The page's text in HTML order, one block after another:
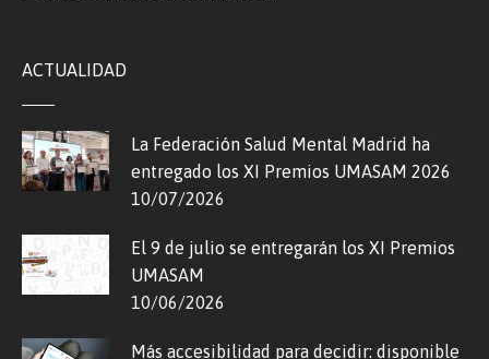
ACTUALIDAD
La Federación Salud Mental Madrid ha
entregado los XI Premios UMASAM 2026
10/07/2026
El 9 de julio se entregarán los XI Premios
UMASAM
10/06/2026
Más accesibilidad para decidir: disponible